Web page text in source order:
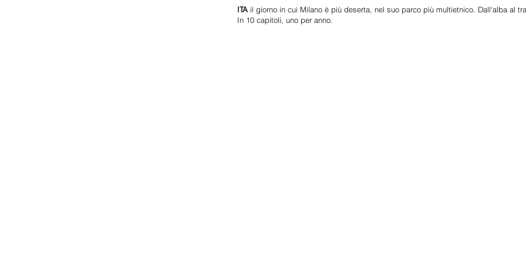
ITA il giorno in cui Milano è più deserta, nel suo parco più multietnico. Dall'alba al
In 10 capitoli, uno per anno.